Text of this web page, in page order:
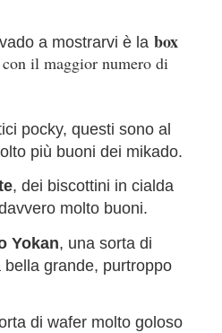
a mostrarvi è la box
il maggior numero di
pocky, questi sono al
più buoni dei mikado.
, dei biscottini in cialda
molto buoni.
Yokan, una sorta di
grande, purtroppo
di wafer molto goloso